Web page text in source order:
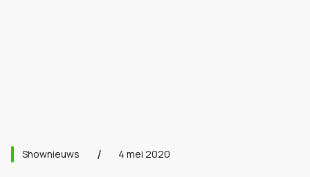
Shownieuws 4 mei 2020